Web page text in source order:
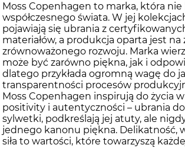
Moss Copenhagen to marka, która nie
współczesnego świata. W jej
pojawiają się ubrania z
materiałów, a produkcja oparta jest na
zrównoważonego rozwoju. Marka
może być zarówno piękna, jak i
dlatego przykłada ogromną wagę do
transparentności procesów
Moss Copenhagen inspirują do życia
positivity i autentyczności – ubrania
sylwetki, podkreślają jej atuty, ale
jednego kanonu piękna. Delikatność,
siła to wartości, które towarzyszą